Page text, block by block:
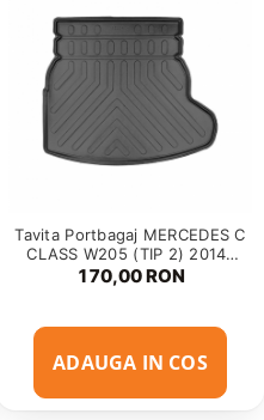
Tavita Portbagaj MERCEDES C
CLASS W205 (TIP 2) 2014-
2021
170,00 RON
ADAUGA IN COS